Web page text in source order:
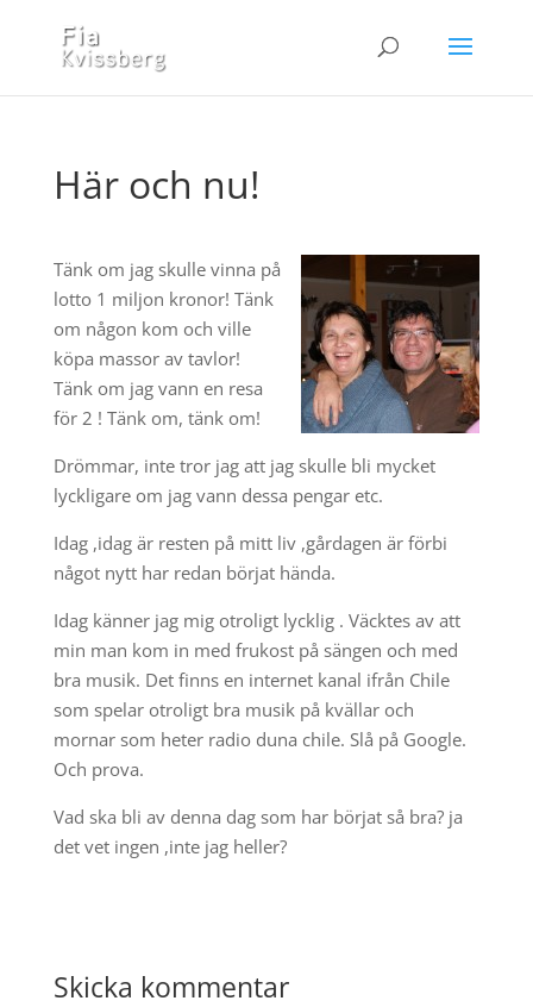
Här och nu!
Tänk om jag skulle vinna på
lotto 1 miljon kronor! Tänk
om någon kom och ville
köpa massor av tavlor!
Tänk om jag vann en resa
för 2 ! Tänk om, tänk om!
Drömmar, inte tror jag att jag skulle bli mycket
lyckligare om jag vann dessa pengar etc.
Idag ,idag är resten på mitt liv ,gårdagen är förbi
något nytt har redan börjat hända.
Idag känner jag mig otroligt lycklig . Väcktes av att
min man kom in med frukost på sängen och med
bra musik. Det finns en internet kanal ifrån Chile
som spelar otroligt bra musik på kvällar och
mornar som heter radio duna chile. Slå på Google.
Och prova.
Vad ska bli av denna dag som har börjat så bra? ja
det vet ingen ,inte jag heller?
Skicka kommentar